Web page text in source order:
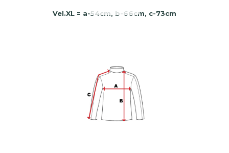
Vel.XL = a-54cm, b-66cm, c-73cm